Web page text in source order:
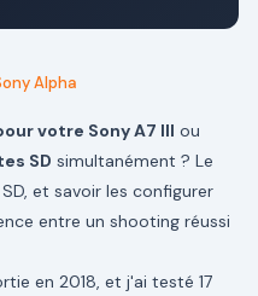
Alpha
votre Sony A7 III ou
SD simultanément ? Le
et savoir les configurer
entre un shooting réussi
en 2018, et j'ai testé 17